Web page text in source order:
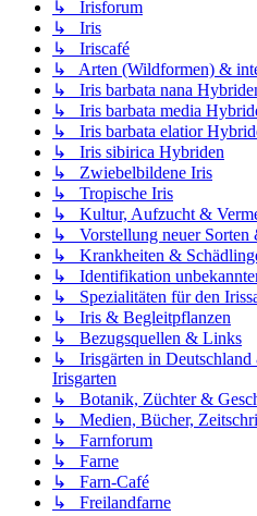
↳ Irisforum
↳ Iris
↳ Iriscafé
↳ Arten (Wildformen) &
↳ Iris barbata nana
↳ Iris barbata media
↳ Iris barbata elatior
↳ Iris sibirica Hybriden
↳ Zwiebelbildene Iris
↳ Tropische Iris
↳ Kultur, Aufzucht &
↳ Vorstellung neuer Sorten
↳ Krankheiten &
↳ Identifikation
↳ Spezialitäten für den
↳ Iris & Begleitpflanzen
↳ Bezugsquellen & Links
↳ Irisgärten in Deutschland
Irisgarten
↳ Botanik, Züchter &
↳ Medien, Bücher,
↳ Farnforum
↳ Farne
↳ Farn-Café
↳ Freilandfarne